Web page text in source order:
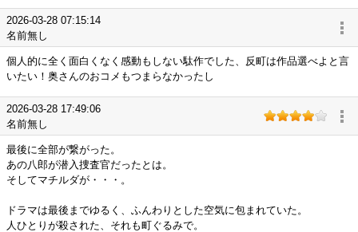
2026-03-28 07:15:14
名前無し
個人的に全く面白くなく感動もしない駄作でした、反町は作品選べよと言
いたい！奥さんのおコメもつまらなかったし
2026-03-28 17:49:06
名前無し
最後に全部が繋がった。
あの八郎が潜入捜査官だったとは。
そしてマチルダが・・・。
ドラマは最後までゆるく、ふんわりとした空気に包まれていた。
人ひとりが殺された、それも町ぐるみで。